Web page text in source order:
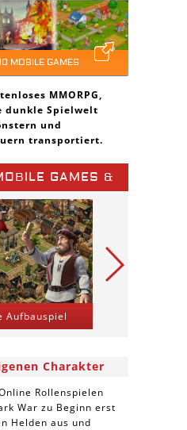
MOBILE GAMES
MMORPG,
dunkle Spielwelt
und
transportiert.
GAMES &
APPS
Aufbauspiel
Charakter
Rollenspielen
War zu Beginn erst
Helden aus und